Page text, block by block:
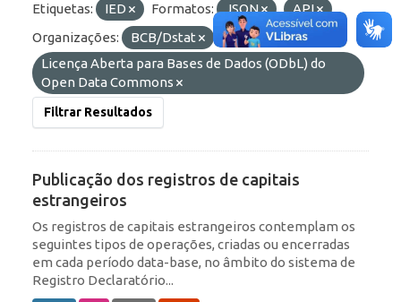
Etiquetas: IED Formatos: JSON
API
Organizações:
BCB/Dstat
Licenças:
Licença Aberta para Bases de Dados (ODbL) do
Open Data Commons
Filtrar Resultados
Publicação dos registros de capitais
estrangeiros
Os registros de capitais estrangeiros contemplam os
seguintes tipos de operações, criadas ou encerradas
em cada período data-base, no âmbito do sistema de
Registro Declaratório...